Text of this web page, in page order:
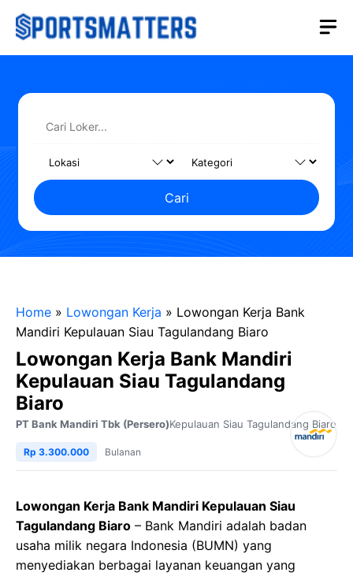
Langsung
Cari
Home » Lowongan Kerja » Lowongan Kerja Bank
Mandiri Kepulauan Siau Tagulandang Biaro
Lowongan Kerja Bank Mandiri
Kepulauan Siau Tagulandang
Biaro
PT Bank Mandiri Tbk (Persero)Kepulauan Siau Tagulandang Biaro
Rp 3.300.000 Bulanan
Lowongan Kerja Bank Mandiri Kepulauan Siau
Tagulandang Biaro – Bank Mandiri adalah badan
usaha milik negara Indonesia (BUMN) yang
menyediakan berbagai layanan keuangan yang